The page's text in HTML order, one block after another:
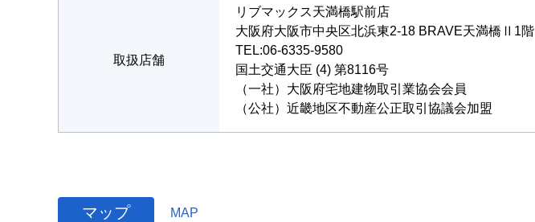
取扱店舗
リブマックス天満橋駅前店
大阪府大阪市中央区北浜東2-18 BRAVE天満橋Ⅱ1階
TEL:06-6335-9580
国土交通大臣 (4) 第8116号
（一社）大阪府宅地建物取引業協会会員
（公社）近畿地区不動産公正取引協議会加盟
マップ MAP